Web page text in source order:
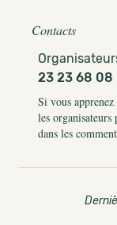
Contacts
23 23 68 08
Si vous
les organisateurs
dans les